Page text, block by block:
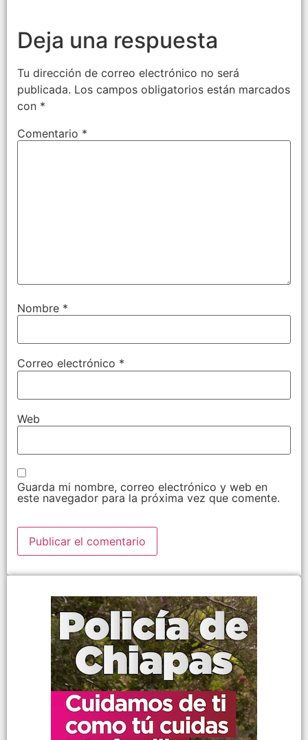
Deja una respuesta
Tu dirección de correo electrónico no será
publicada. Los campos obligatorios están marcados
con *
Comentario *
Nombre *
Correo electrónico *
Web
Guarda mi nombre, correo electrónico y web en
este navegador para la próxima vez que comente.